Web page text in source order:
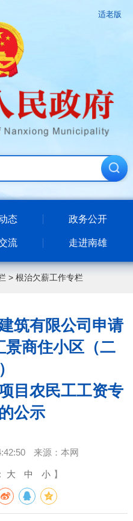
适老版
态 政务公开
流 走进南雄
> 根治欠薪工作专栏
筑有限公司申请
景商住小区（二
目农民工工资专
公示
来源： 本网
大 中 小 】